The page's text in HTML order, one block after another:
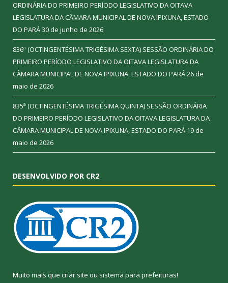
ORDINÁRIA DO PRIMEIRO PERÍODO LEGISLATIVO DA OITAVA
LEGISLATURA DA CÂMARA MUNICIPAL DE NOVA IPIXUNA, ESTADO
DO PARÁ30 de junho de 2026
836ª (OCTINGENTÉSIMA TRIGÉSIMA SEXTA) SESSÃO ORDINÁRIA DO
PRIMEIRO PERÍODO LEGISLATIVO DA OITAVA LEGISLATURA DA
CÂMARA MUNICIPAL DE NOVA IPIXUNA, ESTADO DO PARÁ26 de
maio de 2026
835ª (OCTINGENTÉSIMA TRIGÉSIMA QUINTA) SESSÃO ORDINÁRIA
DO PRIMEIRO PERÍODO LEGISLATIVO DA OITAVA LEGISLATURA DA
CÂMARA MUNICIPAL DE NOVA IPIXUNA, ESTADO DO PARÁ 19 de
maio de 2026
DESENVOLVIDO POR CR2
Muito mais que criar site ou sistema para prefeituras!